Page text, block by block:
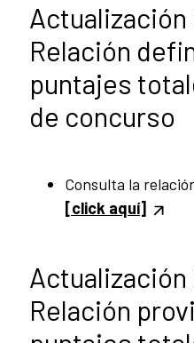
Relación
puntajes
de concurso
Consulta la
[click aquí]
Relación